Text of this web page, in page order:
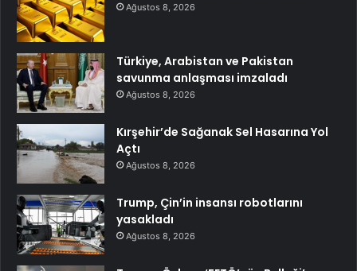
Ağustos 8, 2026
Türkiye, Arabistan ve Pakistan
savunma anlaşması imzaladı
Ağustos 8, 2026
Kırşehir’de Sağanak Sel Hasarına Yol
Açtı
Ağustos 8, 2026
Trump, Çin’in insansı robotlarını
yasakladı
Ağustos 8, 2026